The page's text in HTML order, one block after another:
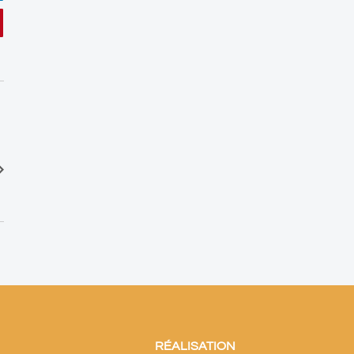
RÉALISATION